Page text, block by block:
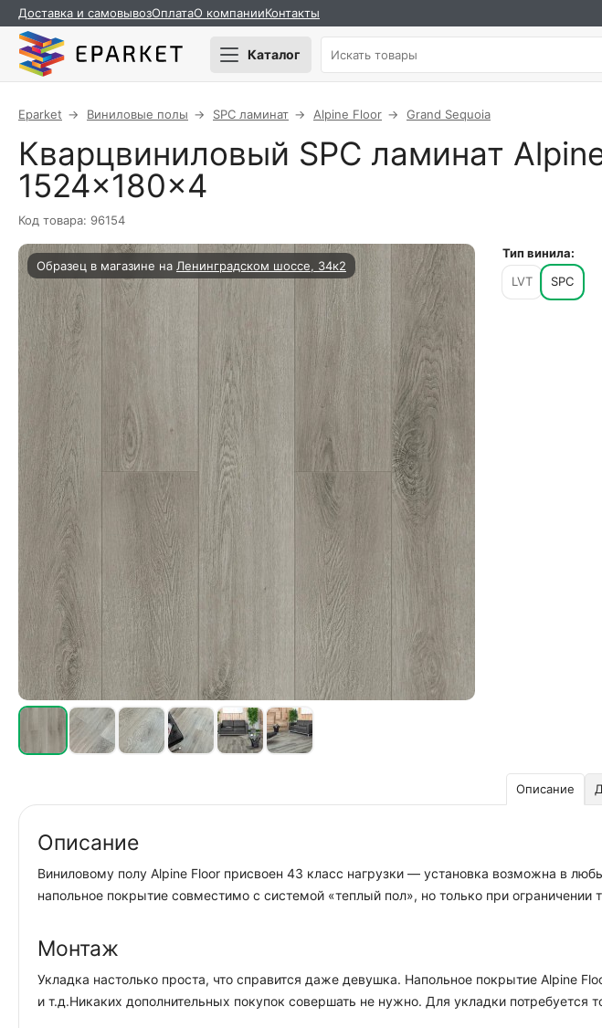
Доставка и самовывозОплатаО компанииКонтакты
Каталог
Eparket Виниловые полы SPC ламинат Alpine Floor Grand Sequoia
Кварцвиниловый SPC ламинат
1524×180×4
Код товара: 96154
Образец в магазине на Ленинградском шоссе, 34к2
Тип винила:
LVT
SPC
Описание
Описание
Виниловому полу Alpine Floor присвоен 43 класс нагрузки — установка возможна в
напольное покрытие совместимо с системой «теплый пол», но только при
Монтаж
Укладка настолько проста, что справится даже девушка. Напольное покрытие Alpine
и т.д.Никаких дополнительных покупок совершать не нужно. Для укладки